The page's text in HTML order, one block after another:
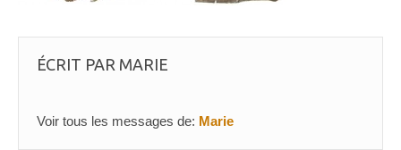
ÉCRIT PAR MARIE
Voir tous les messages de: Marie